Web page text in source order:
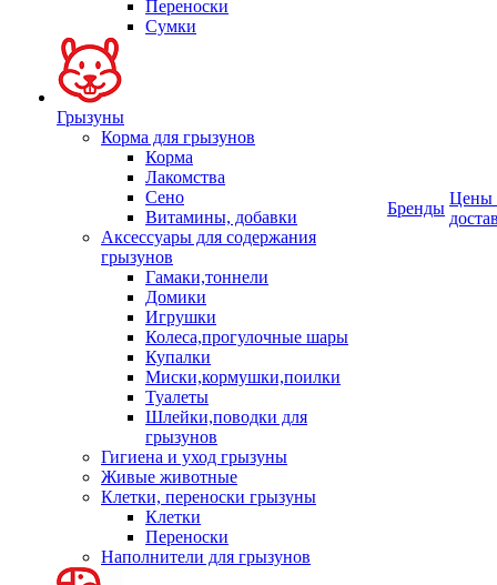
Переноски
Сумки
Грызуны
Корма для грызунов
Корма
Лакомства
Сено
Витамины, добавки
Аксессуары для содержания
грызунов
Гамаки,тоннели
Домики
Игрушки
Колеса,прогулочные шары
Купалки
Миски,кормушки,поилки
Туалеты
Шлейки,поводки для
грызунов
Гигиена и уход грызуны
Живые животные
Клетки, переноски грызуны
Клетки
Переноски
Наполнители для грызунов
Бренды
Цены